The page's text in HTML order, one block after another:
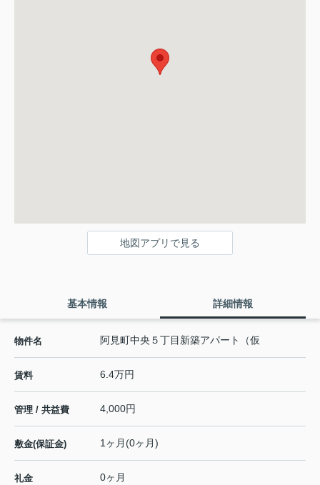
地図アプリで見る
基本情報 詳細情報
物件名 阿見町中央５丁目新築アパート（仮
賃料 6.4万円
管理 / 共益費 4,000円
敷金(保証金) 1ヶ月(0ヶ月)
礼金 0ヶ月